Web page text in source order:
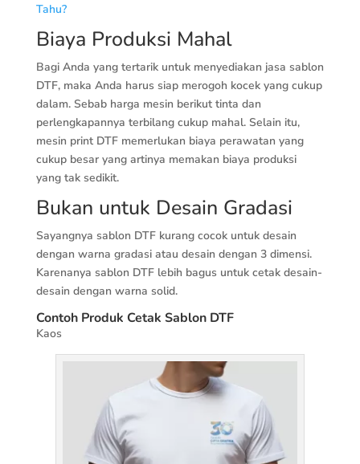
Tahu?
Biaya Produksi Mahal
Bagi Anda yang tertarik untuk menyediakan jasa sablon
DTF, maka Anda harus siap merogoh kocek yang cukup
dalam. Sebab harga mesin berikut tinta dan
perlengkapannya terbilang cukup mahal. Selain itu,
mesin print DTF memerlukan biaya perawatan yang
cukup besar yang artinya memakan biaya produksi
yang tak sedikit.
Bukan untuk Desain Gradasi
Sayangnya sablon DTF kurang cocok untuk desain
dengan warna gradasi atau desain dengan 3 dimensi.
Karenanya sablon DTF lebih bagus untuk cetak desain-
desain dengan warna solid.
Contoh Produk Cetak Sablon DTF
Kaos